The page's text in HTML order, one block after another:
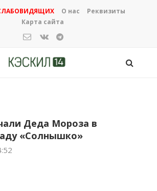
О нас
Реквизиты
Карта сайта
Деда Мороза в
«Солнышко»